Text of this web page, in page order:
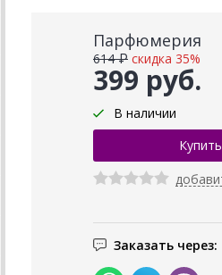
Парфюмерия
399 руб.
614 ₽ скидка 35%
В наличии
Заказать через: